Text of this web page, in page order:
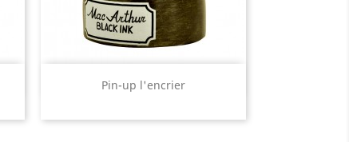
Pin-up l'encrier
Aperçu rapide